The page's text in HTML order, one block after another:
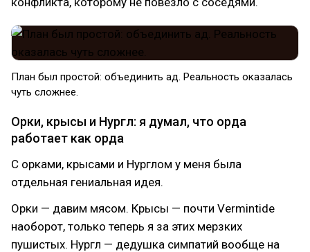
План был простой: объединить ад. Реальность оказалась
чуть сложнее.
Орки, крысы и Нургл: я думал, что орда
работает как орда
С орками, крысами и Нурглом у меня была
отдельная гениальная идея.
Орки — давим мясом. Крысы — почти Vermintide
наоборот, только теперь я за этих мерзких
пушистых. Нургл — дедушка симпатий вообще на